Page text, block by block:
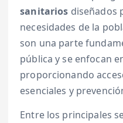
sanitarios diseñados
necesidades de la
son una parte
pública y se enfocan
proporcionando
esenciales y
Entre los principales